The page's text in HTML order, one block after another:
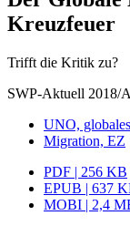
Kreuzfeuer
Trifft die Kritik zu?
SWP-Aktuell 2018/
UNO,
Migration, EZ
PDF | 256 KB
EPUB | 637
MOBI | 2,4